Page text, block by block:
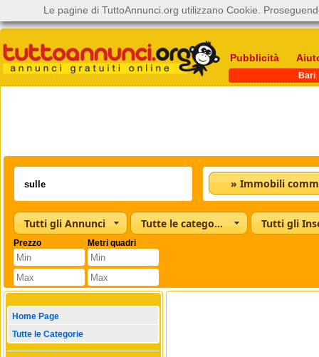
Pubblicità
Bari
» Immobili
Tutti gli Annunci Tutte le categorie Tutti gli
Prezzo Metri quadri
Home Page
Tutte le Categorie
Le pagine di TuttoAnnunci.org utilizzano Cookie.